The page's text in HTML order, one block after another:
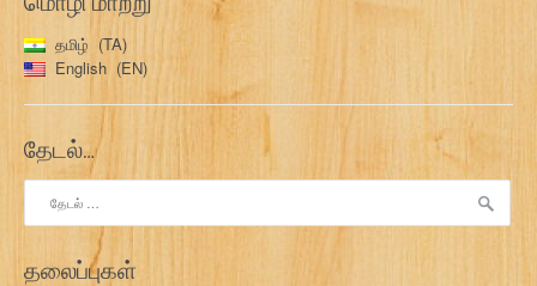
தமிழ்
TA
English
EN
தேடல்…
தேடு:
தலைப்புகள்